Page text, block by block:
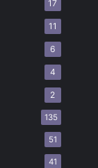
17
11
6
4
2
135
51
41